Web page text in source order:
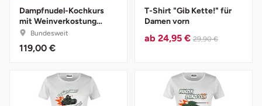
Dampfnudel-Kochkurs
mit Weinverkostung
online[at]HOME
Bundesweit
119,00 €
T-Shirt "Gib Kette!" für
Damen vorn
ab 24,95 € 29,90 €
Villingen Schwenningen
Vorpommern-Greifswald
Vorpommern-Rügen